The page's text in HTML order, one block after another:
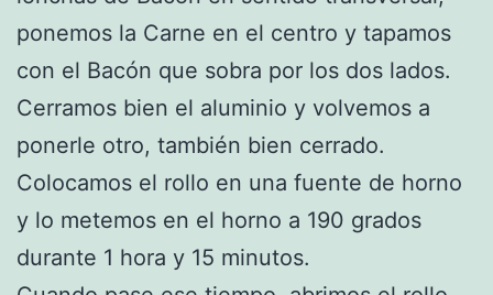
ponemos la Carne en el centro y tapamos
con el Bacón que sobra por los dos lados.
Cerramos bien el aluminio y volvemos a
ponerle otro, también bien cerrado.
Colocamos el rollo en una fuente de horno
y lo metemos en el horno a 190 grados
durante 1 hora y 15 minutos.